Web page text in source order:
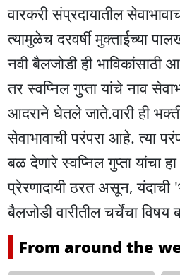
वारकरी संप्रदायातील
त्यामुळेच दरवर्षी मुक्ताईच्या
नवी बैलजोडी ही भाविकांसाठी
तर स्वप्निल गुप्ता यांचे नाव
आदराने घेतले जाते.वारी ही
सेवाभावाची परंपरा आहे. त्या
बळ देणारे स्वप्निल गुप्ता यांचा
प्रेरणादायी ठरत असून,
बैलजोडी वारीतील चर्चेचा
From around the